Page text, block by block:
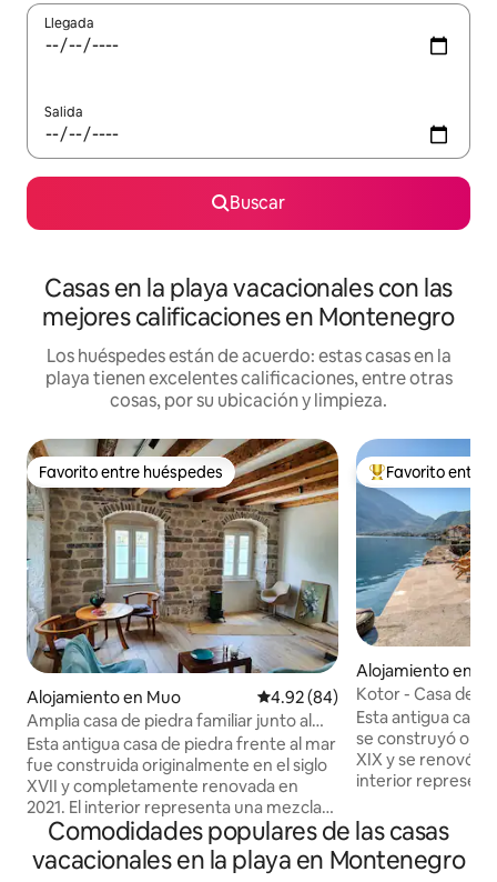
Llegada
Salida
Buscar
Casas en la playa vacacionales con las
mejores calificaciones en Montenegro
Los huéspedes están de acuerdo: estas casas en la
playa tienen excelentes calificaciones, entre otras
cosas, por su ubicación y limpieza.
Favorito entre huéspedes
Favorito entre huéspedes
Alojamiento en Muo Calificación promedio: 4.92 de
4.92 (84)
Amplia casa de piedra familiar junto al
mar
Esta antigua casa de piedra frente al mar
fue construida originalmente en el siglo
XVII y completamente renovada en
2021. El interior representa una mezcla
de un estilo mediterráneo tradicional y
piedra rústica con comodidades
modernas. La parte trasera de la casa
Favorito entre
Favorito entre
Alojamiento en
Kotor - Casa de
Esta antigua
se construyó
XIX y se renovó
interior
combinado con
Ubicada en un
de pescadores
Comodidades populares de las casas
vacacionales en la playa en Montenegro